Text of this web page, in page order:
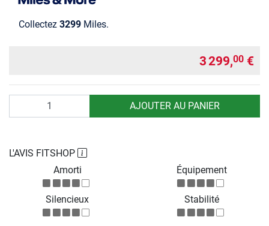
Collectez 3299 Miles.
3 299,00 €
AJOUTER AU PANIER
L'AVIS FITSHOP
Amorti
Équipement
Silencieux Stabilité